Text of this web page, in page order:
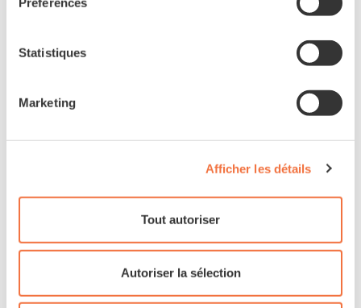
Statistiques
Marketing
Afficher les détails
Tout autoriser
Autoriser la sélection
(Large)
7,500 CHF 5,500 CHF